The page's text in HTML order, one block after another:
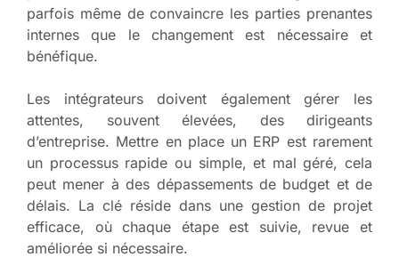
parfois même de convaincre les parties prenantes
internes que le changement est nécessaire et
bénéfique.
Les intégrateurs doivent également gérer les
attentes, souvent élevées, des dirigeants
d’entreprise. Mettre en place un ERP est rarement
un processus rapide ou simple, et mal géré, cela
peut mener à des dépassements de budget et de
délais. La clé réside dans une gestion de projet
efficace, où chaque étape est suivie, revue et
améliorée si nécessaire.